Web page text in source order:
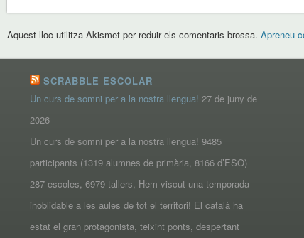
Aquest lloc utilitza Akismet per reduir els comentaris brossa.Apreneu
SCRABBLE ESCOLAR
Un curs de somni per a la nostra llengua! 27 de juny de
2026
Un curs de somni per a la nostra llengua! 9485
participants (1319 alumnes de primària, 8166 d’ESO)
287 escoles, 6979 tallers, Hem viscut una temporada
inoblidable a les aules de tot el territori! El català ha
estat el gran protagonista, teixint ponts, despertant